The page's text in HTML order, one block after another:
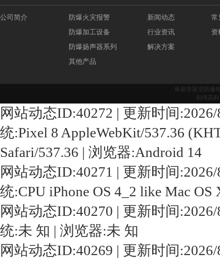
公司简介
防爆火灾报警
防爆加工设备
防爆扬声器系列
其他产品
新闻动态
行业资讯
解决方案
常
资
阜新市富安防爆
创伟高科
网站动态ID:40272 | 更新时间
统:Pixel 8 AppleWebKit/537.36
Safari/537.36 | 浏览器:Android 14
网站动态ID:40271 | 更新时间
统:CPU iPhone OS 4_2 like Mac
网站动态ID:40270 | 更新时间
统:未 知 | 浏览器:未 知
网站动态ID:40269 | 更新时间